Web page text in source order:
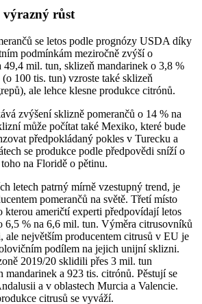
výrazný růst
se letos podle prognózy USDA díky
podmínkám meziročně zvýší o
49,4 mil. tun, sklizeň mandarinek o 3,8 %
100 tis. tun) vzroste také sklizeň
ale lehce klesne produkce citrónů.
zvýšení sklizně pomerančů o 14 % na
může počítat také Mexiko, které bude
předpokládaný pokles v Turecku a
se produkce podle předpovědi sníží o
na Floridě o pětinu.
letech patrný mírně vzestupný trend, je
pomerančů na světě. Třetí místo
kterou američtí experti předpovídají letos
6,5 % na 6,6 mil. tun. Výměra citrusovníků
ale největším producentem citrusů v EU je
podílem na jejich unijní sklizni.
2019/20 sklidili přes 3 mil. tun
mandarinek a 923 tis. citrónů. Pěstují se
a v oblastech Murcia a Valencie.
citrusů se vyváží.